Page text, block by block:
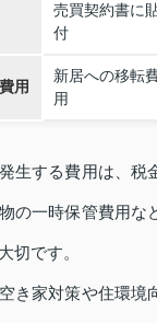
売買契約書に
付
用
新居への移転
用
生する費用は、税
の一時保管費用な
切です。
き家対策や住環境